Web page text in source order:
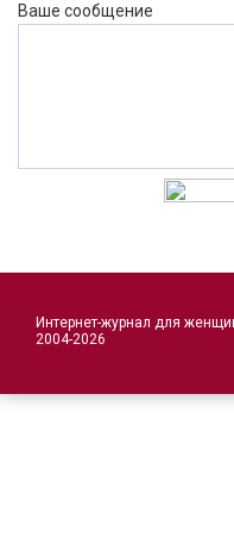
Ваше сообщение
Интернет-журнал для
2004-2026